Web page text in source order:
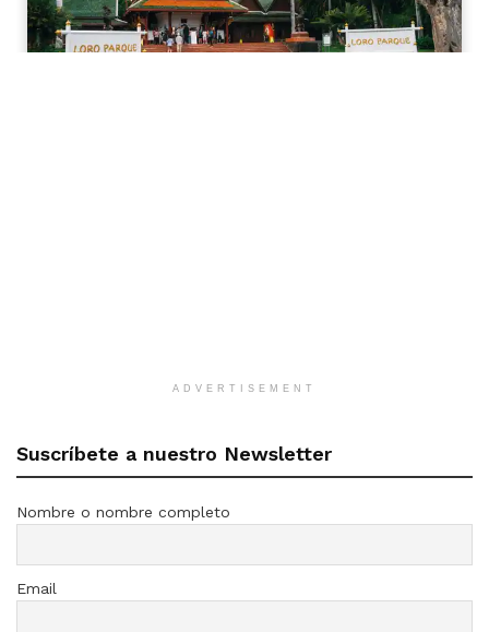
ADVERTISEMENT
Suscríbete a nuestro Newsletter
Nombre o nombre completo
Email